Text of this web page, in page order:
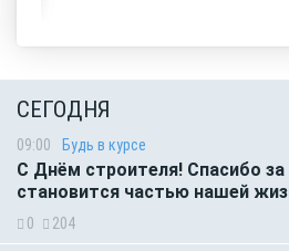
СЕГОДНЯ
09:00 Будь в курсе
С Днём строителя! Спасибо
становится частью нашей
0 204